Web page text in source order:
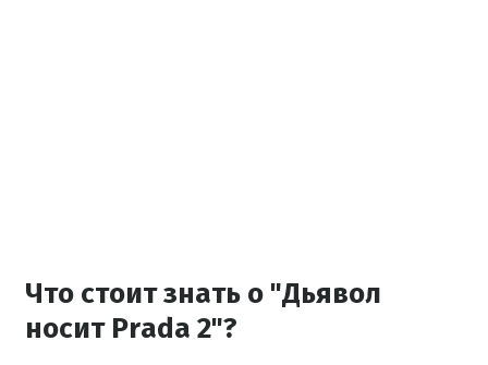
Что стоит знать о "Дьявол
носит Prada 2"?